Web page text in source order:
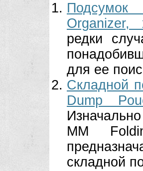
Подсумок
Organizer,
редки
для ее
Складной
Dump
MM
складной